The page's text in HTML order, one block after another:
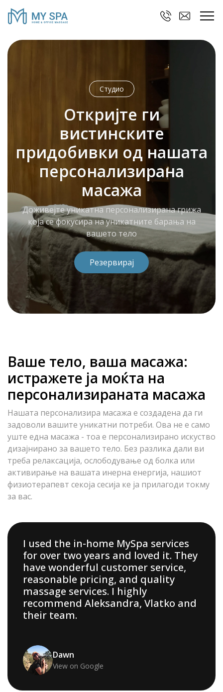
Студио
Откријте ги
вистинските
придобивки од нашата
персонализирана
масажа
Доживејте уникатна персонализирана грижа
која се фокусира на уникатните барања на
вашето тело
Резервирај
Ваше тело, ваша масажа:
истражете ја моќта на
персонализираната масажа
Нашата персонализира масажа е создадена да ги
задоволи вашите уникатни потреби. Ова не е само
уште една масажа - тоа е персонализирано искуство
дизајнирано за вашето тело. Без разлика дали ви
треба релаксација, ослободување од болка или
активирање на вашата инерна енергија, нашиот
физиотерапевт секоја сесија ке ја прилагоди токму
за вас.
I used the in-home MySpa services
for over two years and loved it. They
have wonderful customer service,
reasonable pricing, and quality
massage services. I highly
recommend Aleksandra, Vlatko and
their team.
Dawn
View on Google